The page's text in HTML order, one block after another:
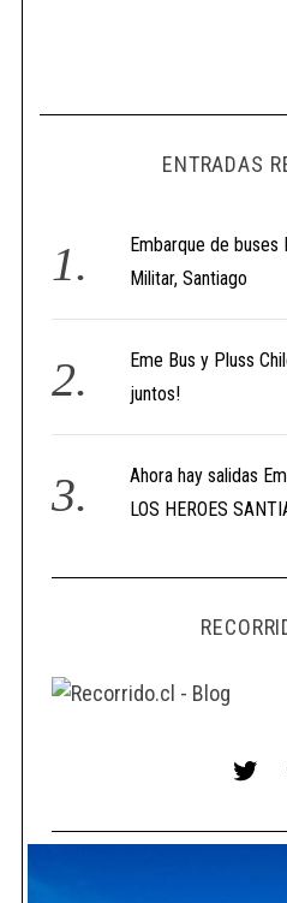
ENTRADAS
Embarque de buses
Militar, Santiago
Eme Bus y Pluss
juntos!
Ahora hay salidas
LOS HEROES